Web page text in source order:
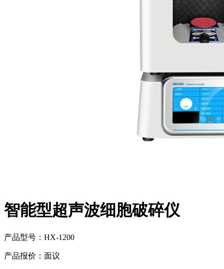
智能型超声波细胞破碎仪
产品型号： HX-1200
产品报价： 面议